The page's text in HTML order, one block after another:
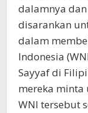
dalamnya
disarankan
dalam
Indonesia
Sayyaf di
mereka minta
WNI tersebut